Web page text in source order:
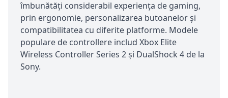
îmbunătăți considerabil experiența de gaming,
prin ergonomie, personalizarea butoanelor și
compatibilitatea cu diferite platforme. Modele
populare de controllere includ Xbox Elite
Wireless Controller Series 2 și DualShock 4 de la
Sony.